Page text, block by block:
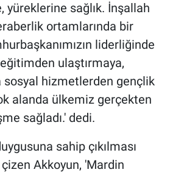
yüreklerine sağlık. İnşallah
ortamlarında bir
liderliğinde
ulaştırmaya,
sosyal hizmetlerden gençlik
alanda ülkemiz gerçekten
sağladı.' dedi.
sahip çıkılması
Akkoyun, 'Mardin